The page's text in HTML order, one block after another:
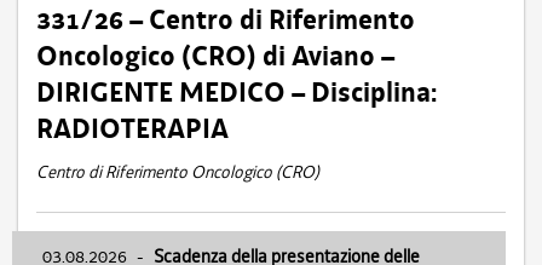
331/26 – Centro di Riferimento
Oncologico (CRO) di Aviano –
DIRIGENTE MEDICO – Disciplina:
RADIOTERAPIA
Centro di Riferimento Oncologico (CRO)
03.08.2026 - Scadenza della presentazione delle